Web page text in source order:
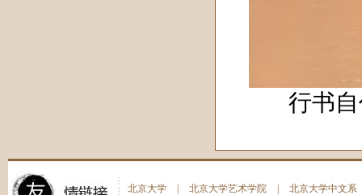
行书
北京大学 | 北京大学艺术学院 | 北京大学中文系